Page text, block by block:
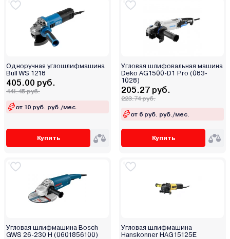
Одноручная углошлифмашина
Bull WS 1218
405.00 руб.
441.45 руб.
от 10 руб. руб./мес.
Купить
Угловая шлифовальная машина
Deko AG1500-D1 Pro (083-
1028)
205.27 руб.
223.74 руб.
от 6 руб. руб./мес.
Купить
Угловая шлифмашина Bosch
GWS 26-230 H (0601856100)
Угловая шлифмашина
Hanskonner HAG15125E